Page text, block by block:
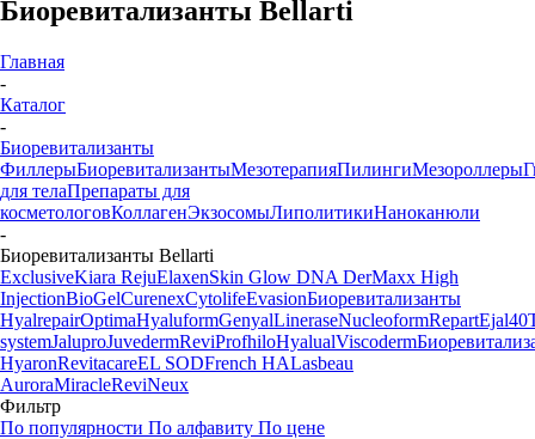
Биоревитализанты Bellarti
Главная
-
Каталог
-
Биоревитализанты
ФиллерыБиоревитализантыМезотерапияПилингиМезороллеры
для телаПрепараты для
косметологовКоллагенЭкзосомыЛиполитикиНаноканюли
-
Биоревитализанты Bellarti
ExclusiveKiara RejuElaxenSkin Glow DNA DerMaxx High
InjectionBioGelCurenexCytolifeEvasionБиоревитализанты
HyalrepairOptimaHyaluformGenyalLineraseNucleoformRepartEjal40
systemJaluproJuvedermReviProfhiloHyalualViscoderm
HyaronRevitacareEL SODFrench HALasbeau
AuroraMiracleReviNeux
Фильтр
По популярности По алфавиту По цене